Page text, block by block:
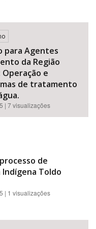
para Agentes
da Região
Operação e
de tratamento
| 7 visualizações
de
Toldo
| 1 visualizações